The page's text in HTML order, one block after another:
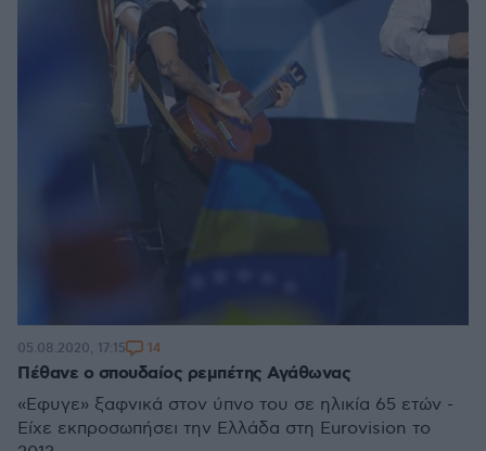
Πέθανε ο σπουδαίος ρεμπέτης Αγάθωνας
«Εφυγε» ξαφνικά στον ύπνο του σε ηλικία 65 ετών -
Είχε εκπροσωπήσει την Ελλάδα στη Eurovision το
05.08.2020, 17:15 14